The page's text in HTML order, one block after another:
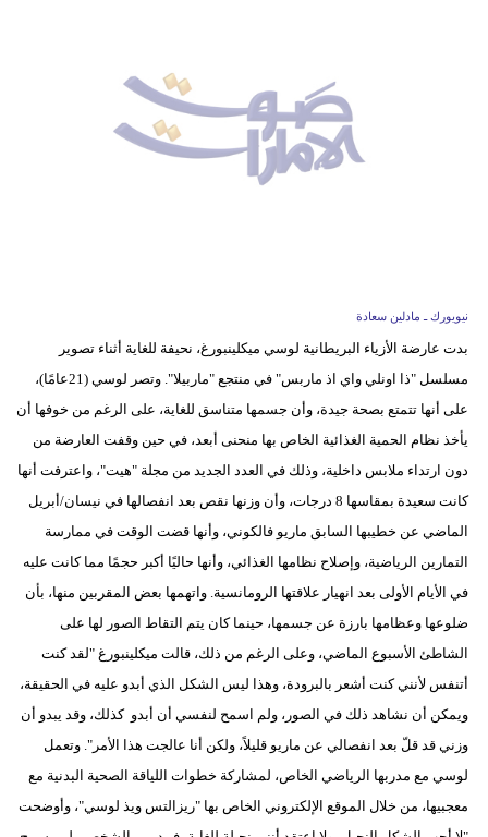
إسلامية
وتكنولوجيا
بيئة
مدوَّنات
أبراج
فيديو
سيارات
نيويورك ـ مادلين سعادة
بدت عارضة الأزياء البريطانية لوسي ميكلينبورغ، نحيفة للغاية أثناء تصوير
مسلسل "ذا اونلي واي اذ ماربس" في منتجع "ماربيلا". وتصر لوسي (21عامًا)،
على أنها تتمتع بصحة جيدة، وأن جسمها متناسق للغاية، على الرغم من خوفها أن
يأخذ نظام الحمية الغذائية الخاص بها منحنى أبعد، في حين وقفت العارضة من
دون ارتداء ملابس داخلية، وذلك في العدد الجديد من مجلة "هيت"، واعترفت أنها
كانت سعيدة بمقاسها 8 درجات، وأن وزنها نقص بعد انفصالها في نيسان/أبريل
الماضي عن خطيبها السابق ماريو فالكوني، وأنها قضت الوقت في ممارسة
التمارين الرياضية، وإصلاح نظامها الغذائي، وأنها حاليًا أكبر حجمًا مما كانت عليه
في الأيام الأولى بعد انهيار علاقتها الرومانسية. واتهمها بعض المقربين منها، بأن
ضلوعها وعظامها بارزة عن جسمها، حينما كان يتم التقاط الصور لها على
الشاطئ الأسبوع الماضي، وعلى الرغم من ذلك، قالت ميكلينبورغ "لقد كنت
أتنفس لأنني كنت أشعر بالبرودة، وهذا ليس الشكل الذي أبدو عليه في الحقيقة،
ويمكن أن نشاهد ذلك في الصور، ولم اسمح لنفسي أن أبدو كذلك، وقد يبدو أن
وزني قد قلّ بعد انفصالي عن ماريو قليلاً، ولكن أنا عالجت هذا الأمر". وتعمل
لوسي مع مدربها الرياضي الخاص، لمشاركة خطوات اللياقة الصحية البدنية مع
معجبيها، من خلال الموقع الإلكتروني الخاص بها "ريزالتس ويذ لوسي"، وأوضحت